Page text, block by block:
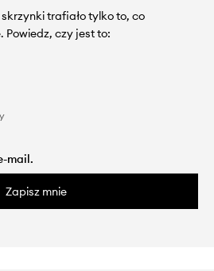
trafiało tylko to, co
Powiedz, czy jest to:
Zapisz mnie